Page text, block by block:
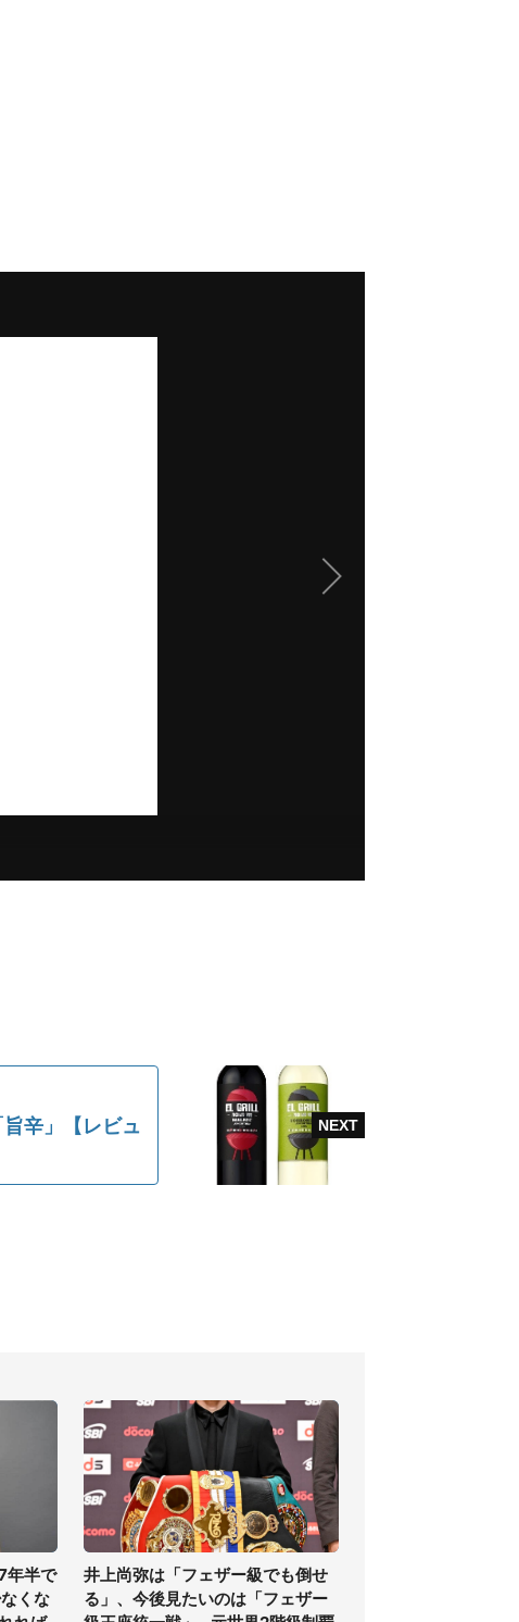
辛」【レビュ
年半で
くな
井上尚弥は「フェザー級でも倒せ
る」、今後見たいのは「フェザー